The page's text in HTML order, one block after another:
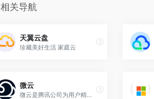
相关导航
天翼云盘
珍藏美好生活 家庭云
微云
微云是腾讯公司为用户精心打造的一项智能云服务